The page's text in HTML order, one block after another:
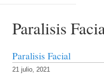
Paralisis
Paralisis Facial
21 julio, 2021